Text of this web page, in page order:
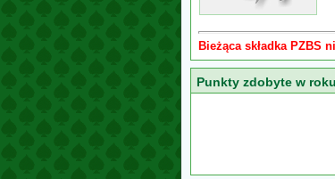
Bieżąca składka PZBS
Punkty zdobyte w